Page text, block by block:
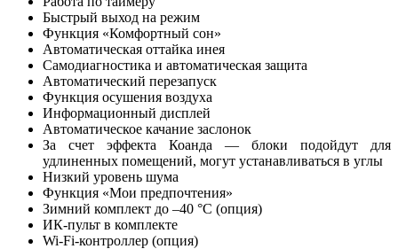
Быстрый выход на режим
Функция «Комфортный сон»
Автоматическая оттайка инея
Самодиагностика и автоматическая защита
Автоматический перезапуск
Функция осушения воздуха
Информационный дисплей
Автоматическое качание заслонок
За счет эффекта Коанда — блоки подойдут для
удлиненных помещений, могут устанавливаться в углы
Низкий уровень шума
Функция «Mои предпочтения»
Зимний комплект до –40 °С (опция)
ИК-пульт в комплекте
Wi-Fi-контроллер (опция)